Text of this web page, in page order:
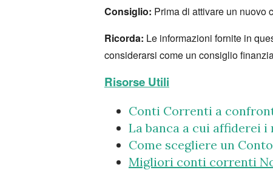
Consiglio: Prima di attivare un nuovo
Ricorda: Le informazioni fornite in
considerarsi come un consiglio
Risorse Utili
Conti Correnti a
La banca a cui affiderei i
Come scegliere un
Migliori conti correnti